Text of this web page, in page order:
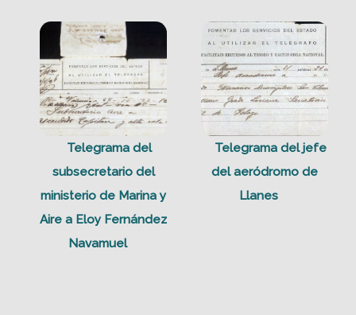
Telegrama del
subsecretario del
ministerio de Marina y
Aire a Eloy Fernández
Navamuel
Telegrama del jefe
del aeródromo de
Llanes